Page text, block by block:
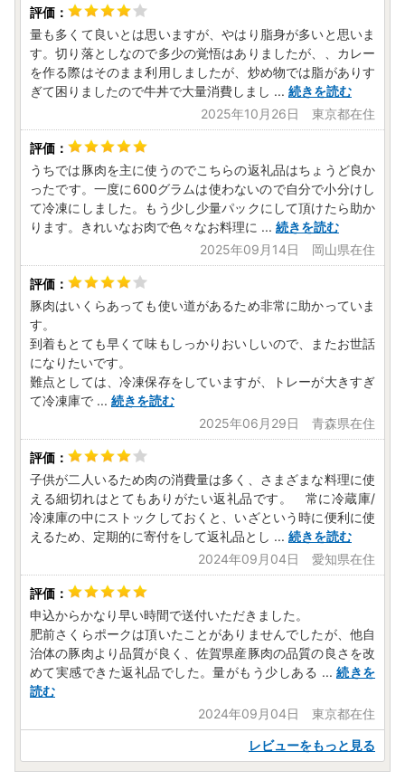
これまでマイナンバーカードにてご利用が可能だったオンラ
インワンストップ特例申請が、マイナンバーカードが無くて
もご利用いただけるようになりました！
自治体マイページより「全部アップロード申請」をご利用い
ただきますと、今まで郵便で提出いただいていた書類がネッ
ト上で提出することができます。
郵送の手間が省けて費用もかかりません。
寄付番号をご準備いただき寄付者様の情報登録が完了した
ら、ホーム画面の「オンラインワンストップ申請」をタッ
プ。表示された「マイナンバーカードをお持ちですか？」と
いう質問に「いいえ」とお答えいただくと、全部アップロー
ド申請のご案内が開始されますので、手順に沿ってお手続き
〈自治体マイページはこちら〉
https://mypg.jp/
【必見！ポイント制ふるさと納税サービス開始】
ポイントは有効期限なし！
“先に寄附してポイントに交換、あとでポイントを使ってゆ
っくり特産品を選ぶ”
新しいふるさと納税サービスを開始しました！
上峰町では佐賀牛や豚肉、鶏肉、うなぎ、お米など魅力ある
特産品をご用意しております。
ぜひ寄附にお悩みの方はご活用ください！
ふるなびカタログ/佐賀県上峰町はコチラ（※別タブで開か
れます）
【ワンストップ特例申請書の提出について】
ワンストップ特例申請書の郵送は行っておりません。
書類での申請をご希望の場合は、ご自身で申請書をダウンロ
ードのうえご提出ください。
ワンストップ特例申請書は、寄附をした年の翌年の1月10日
必着で下記まで提出してください。
※個人番号は重要な個人情報です。紛失防止の為、郵送でご
提出いただく際は、簡易書留等のご利用をお勧めします。
〒849-0192
佐賀県三養基郡上峰町大字坊所383番地1 別館2階
上峰町 ふるさと納税担当 宛
量も多くて良いとは思いますが、やはり脂身が多いと思いま
す。切り落としなので多少の覚悟はありましたが、、カレー
を作る際はそのまま利用しましたが、炒め物では脂がありす
ぎて困りましたので牛丼で大量消費しまし ... 続きを読む
2025年10月26日 東京都在住
うちでは豚肉を主に使うのでこちらの返礼品はちょうど良か
ったです。一度に600グラムは使わないので自分で小分けし
て冷凍にしました。もう少し少量パックにして頂けたら助か
ります。きれいなお肉で色々なお料理に ... 続きを読む
2025年09月14日 岡山県在住
豚肉はいくらあっても使い道があるため非常に助かっていま
す。
到着もとても早くて味もしっかりおいしいので、またお世話
になりたいです。
難点としては、冷凍保存をしていますが、トレーが大きすぎ
て冷凍庫で ... 続きを読む
2025年06月29日 青森県在住
子供が二人いるため肉の消費量は多く、さまざまな料理に使
える細切れはとてもありがたい返礼品です。 常に冷蔵庫/
冷凍庫の中にストックしておくと、いざという時に便利に使
えるため、定期的に寄付をして返礼品とし ... 続きを読む
2024年09月04日 愛知県在住
申込からかなり早い時間で送付いただきました。
肥前さくらポークは頂いたことがありませんでしたが、他自
治体の豚肉より品質が良く、佐賀県産豚肉の品質の良さを改
めて実感できた返礼品でした。量がもう少しある ... 続きを
読む
2024年09月04日 東京都在住
レビューをもっと見る